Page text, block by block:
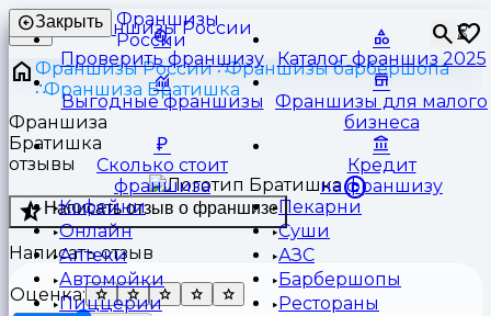
Франшизы
России
⏳
Закрыть
Проверить франшизу Каталог франшиз 2025
Выгодные франшизы
Франшизы для малого
бизнеса
Сколько стоит
франшиза
Кредит
на франшизу
Кофейни
Пекарни
Онлайн
Суши
Аптеки
АЗС
Автомойки
Барбершопы
Пиццерии
Рестораны
Франшизы России
Франшизы барбершопа
Франшиза Братишка
Франшиза
Братишка
отзывы
Написать отзыв о франшизе
Написать отзыв
Оценка: